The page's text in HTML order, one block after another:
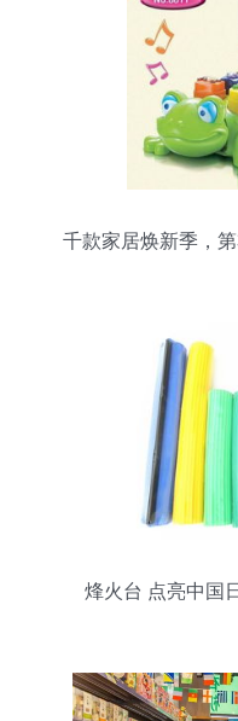
千款家居焕新季，
烽火台 点亮中国